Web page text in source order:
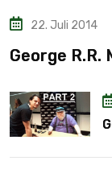
22. Juli 2014
George R.R.